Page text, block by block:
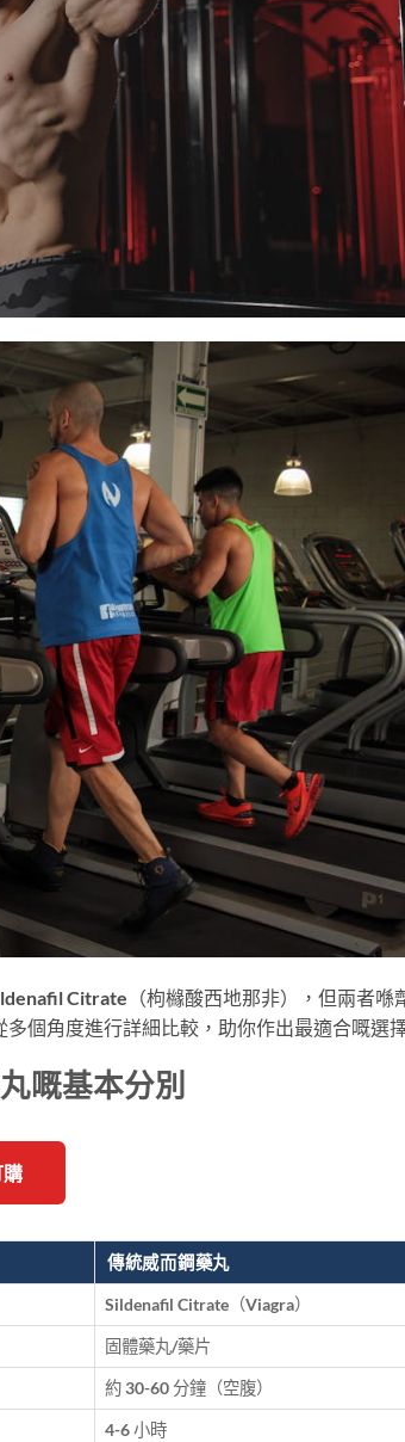
Citrate（枸櫞酸西地那非），但兩者喺
個角度進行詳細比較，助你作出最適合嘅選
嘅基本分別
購
傳統威而鋼藥丸
Sildenafil Citrate（Viagra）
固體藥丸/藥片
約 30-60 分鐘（空腹）
4-6 小時